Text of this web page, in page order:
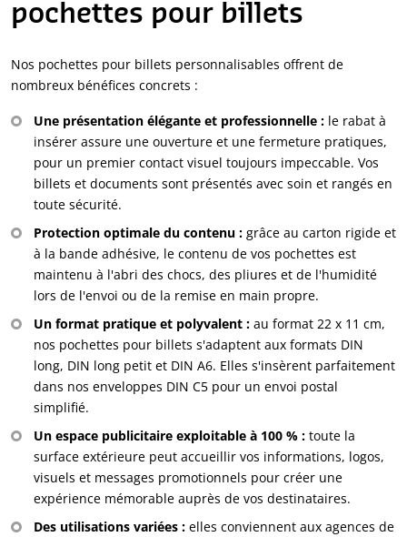
pochettes pour billets
Nos pochettes pour billets personnalisables offrent de
nombreux bénéfices concrets :
Une présentation élégante et professionnelle : le rabat à
insérer assure une ouverture et une fermeture pratiques,
pour un premier contact visuel toujours impeccable. Vos
billets et documents sont présentés avec soin et rangés en
toute sécurité.
Protection optimale du contenu : grâce au carton rigide et
à la bande adhésive, le contenu de vos pochettes est
maintenu à l'abri des chocs, des pliures et de l'humidité
lors de l'envoi ou de la remise en main propre.
Un format pratique et polyvalent : au format 22 x 11 cm,
nos pochettes pour billets s'adaptent aux formats DIN
long, DIN long petit et DIN A6. Elles s'insèrent parfaitement
dans nos enveloppes DIN C5 pour un envoi postal
simplifié.
Un espace publicitaire exploitable à 100 % : toute la
surface extérieure peut accueillir vos informations, logos,
visuels et messages promotionnels pour créer une
expérience mémorable auprès de vos destinataires.
Des utilisations variées : elles conviennent aux agences de